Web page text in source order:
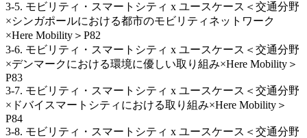
3-5. モビリティ・スマートシティ x ユースケース＜交通分野
×シンガポールにおける都市のモビリティネットワーク
×Here Mobility＞P82
3-6. モビリティ・スマートシティ x ユースケース＜交通分野
×デンマークにおける環境に優しい取り組み×Here Mobility＞
P83
3-7. モビリティ・スマートシティ x ユースケース＜交通分野
×ドバイスマートシティにおける取り組み×Here Mobility＞
P84
3-8. モビリティ・スマートシティ x ユースケース＜交通分野